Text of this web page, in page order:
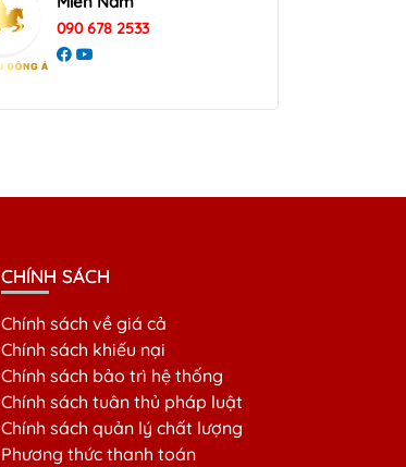
090 678 2533
CHÍNH SÁCH
Chính sách về giá cả
Chính sách khiếu nại
Chính sách bảo trì hệ thống
Chính sách tuân thủ pháp luật
Chính sách quản lý chất lượng
Phương thức thanh toán